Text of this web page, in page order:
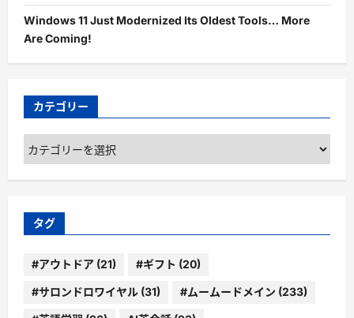
Windows 11 Just Modernized Its Oldest Tools… More
Are Coming!
カテゴリー
カ
ゴ
ー
タグ
#アウトドア (21) #ギフト (20)
#サロンドロワイヤル (31) #ムームードメイン (233)